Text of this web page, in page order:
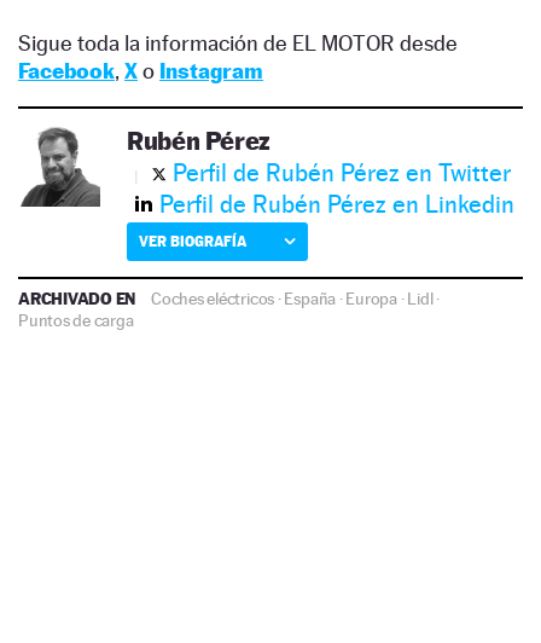
Sigue toda la información de EL MOTOR desde
Facebook, Xo Instagram
Rubén Pérez
Perfil de Rubén Pérez en Twitter
Perfil de Rubén Pérez en Linkedin
VER BIOGRAFÍA
ARCHIVADO EN Coches eléctricos ·España ·Europa·Lidl·
Puntos de carga